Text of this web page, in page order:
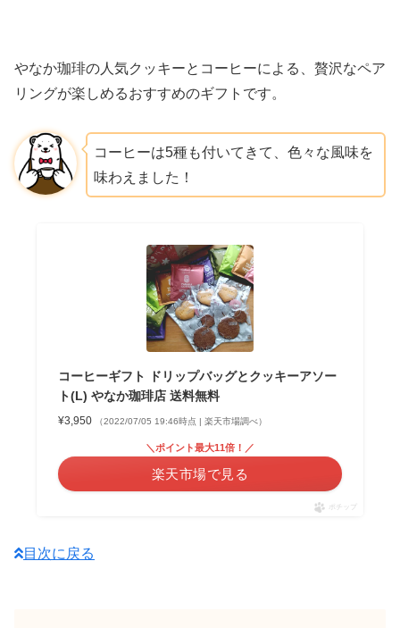
やなか珈琲の人気クッキーとコーヒーによる、贅沢なペア
リングが楽しめるおすすめのギフトです。
コーヒーは5種も付いてきて、色々な風味を
味わえました！
コーヒーギフト ドリップバッグとクッキーアソー
ト(L) やなか珈琲店 送料無料
¥3,950 （2022/07/05 19:46時点 | 楽天市場調べ）
＼ポイント最大11倍！／
楽天市場で見る
ポチップ
目次に戻る